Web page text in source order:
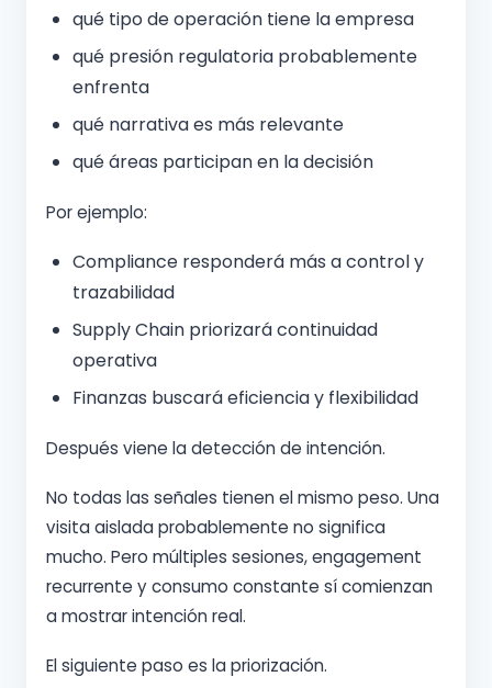
qué tipo de operación tiene la empresa
qué presión regulatoria probablemente
enfrenta
qué narrativa es más relevante
qué áreas participan en la decisión
Por ejemplo:
Compliance responderá más a control y
trazabilidad
Supply Chain priorizará continuidad
operativa
Finanzas buscará eficiencia y flexibilidad
Después viene la detección de intención.
No todas las señales tienen el mismo peso. Una
visita aislada probablemente no significa
mucho. Pero múltiples sesiones, engagement
recurrente y consumo constante sí comienzan
a mostrar intención real.
El siguiente paso es la priorización.